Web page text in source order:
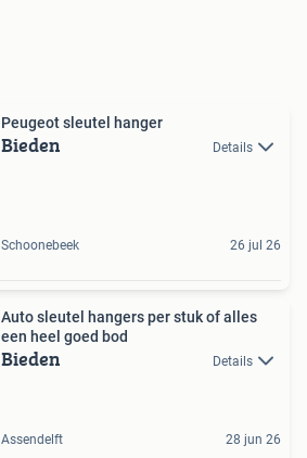
Peugeot sleutel hanger
Bieden Details
Schoonebeek 26 jul 26
Auto sleutel hangers per stuk of alles
een heel goed bod
Bieden Details
Assendelft 28 jun 26